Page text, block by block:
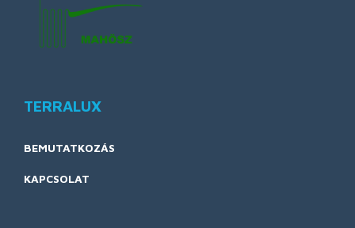
TERRALUX
BEMUTATKOZÁS
KAPCSOLAT